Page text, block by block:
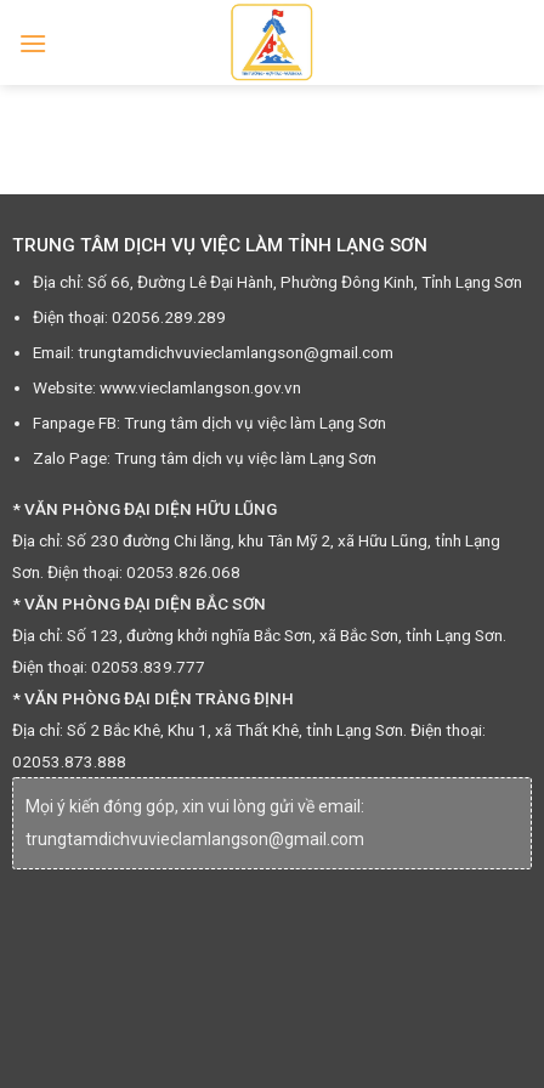
TRUNG TÂM DỊCH VỤ VIỆC LÀM TỈNH LẠNG SƠN
Địa chỉ: Số 66, Đường Lê Đại Hành, Phường Đông Kinh, Tỉnh Lạng Sơn
Điện thoại: 02056.289.289
Email: trungtamdichvuvieclamlangson@gmail.com
Website: www.vieclamlangson.gov.vn
Fanpage FB: Trung tâm dịch vụ việc làm Lạng Sơn
Zalo Page: Trung tâm dịch vụ việc làm Lạng Sơn
* VĂN PHÒNG ĐẠI DIỆN HỮU LŨNG
Địa chỉ: Số 230 đường Chi lăng, khu Tân Mỹ 2, xã Hữu Lũng, tỉnh Lạng
Sơn. Điện thoại: 02053.826.068
* VĂN PHÒNG ĐẠI DIỆN BẮC SƠN
Địa chỉ: Số 123, đường khởi nghĩa Bắc Sơn, xã Bắc Sơn, tỉnh Lạng Sơn.
Điện thoại: 02053.839.777
* VĂN PHÒNG ĐẠI DIỆN TRÀNG ĐỊNH
Địa chỉ: Số 2 Bắc Khê, Khu 1, xã Thất Khê, tỉnh Lạng Sơn. Điện thoại:
02053.873.888
Mọi ý kiến đóng góp, xin vui lòng gửi về email:
trungtamdichvuvieclamlangson@gmail.com